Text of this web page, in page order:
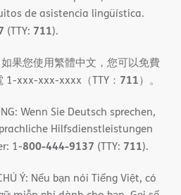
de asistencia lingüística.
(TTY: 711).
果您使用繁體中文，您可以免費
1-xxx-xxx-xxxx（TTY： 711）。
Wenn Sie Deutsch sprechen,
Hilfsdienstleistungen
1-800-444-9137 (TTY: 711).
Ý: Nếu bạn nói Tiếng Việt, có